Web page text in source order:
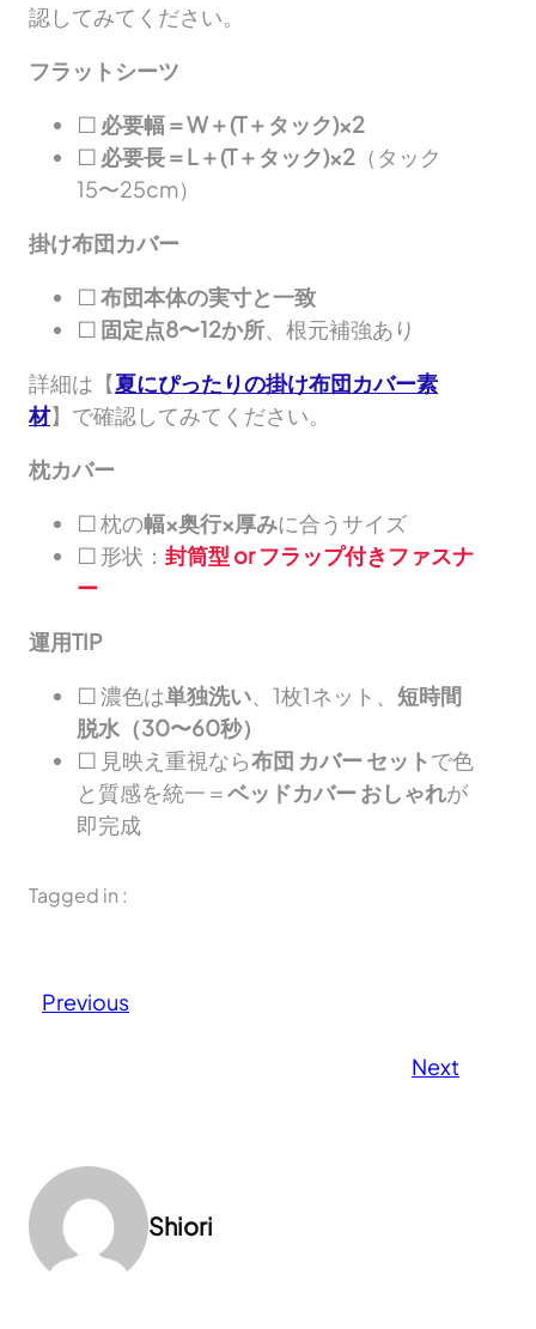
認してみてください。
フラットシーツ
□ 必要幅＝W＋(T＋タック)×2
□ 必要長＝L＋(T＋タック)×2 （タック
15〜25cm）
掛け布団カバー
□布団本体の実寸と一致
□ 固定点8〜12か所、根元補強あり
詳細は【夏にぴったりの掛け布団カバー素
材】で確認してみてください。
枕カバー
□ 枕の幅×奥行×厚みに合うサイズ
□ 形状： 封筒型 or フラップ付きファスナ
ー
運用TIP
□ 濃色は単独洗い、1枚1ネット、 短時間
脱水（30〜60秒）
□ 見映え重視なら布団 カバー セットで色
と質感を統一＝ベッドカバー おしゃれが
即完成
Tagged in :
Previous
Next
Shiori